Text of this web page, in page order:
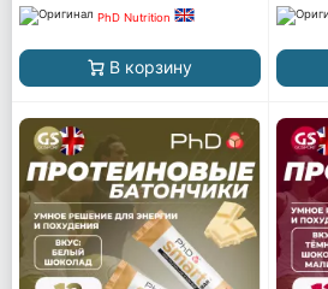
PhD Nutrition
В корзину